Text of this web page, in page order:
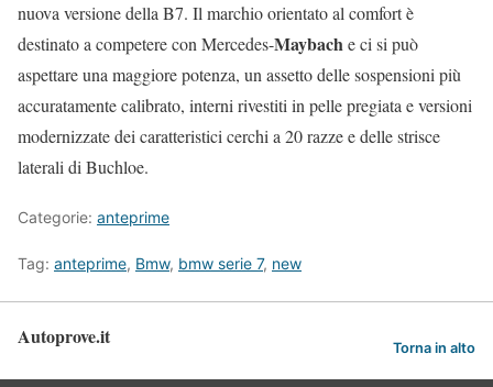
nuova versione della B7. Il marchio orientato al comfort è
destinato a competere con Mercedes-Maybache ci si può
aspettare una maggiore potenza, un assetto delle sospensioni più
accuratamente calibrato, interni rivestiti in pelle pregiata e versioni
modernizzate dei caratteristici cerchi a 20 razze e delle strisce
laterali di Buchloe.
Categorie: anteprime
Tag: anteprime, Bmw, bmw serie 7, new
Autoprove.it Torna in alto